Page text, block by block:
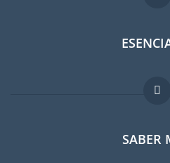
Foro para
Guia para
SABER